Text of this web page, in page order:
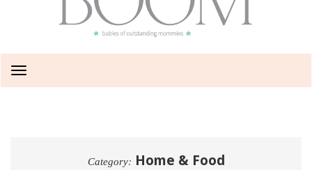
Toggle
navigation
Category: Home & Food